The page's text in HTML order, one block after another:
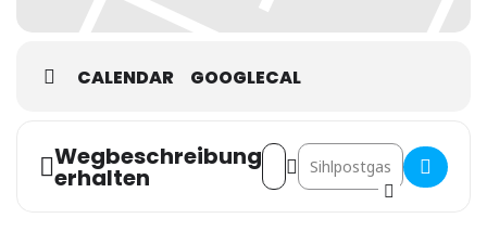
CALENDAR GOOGLECAL
Wegbeschreibung
erhalten
Address - Shoptech Morgen
Destination Address -